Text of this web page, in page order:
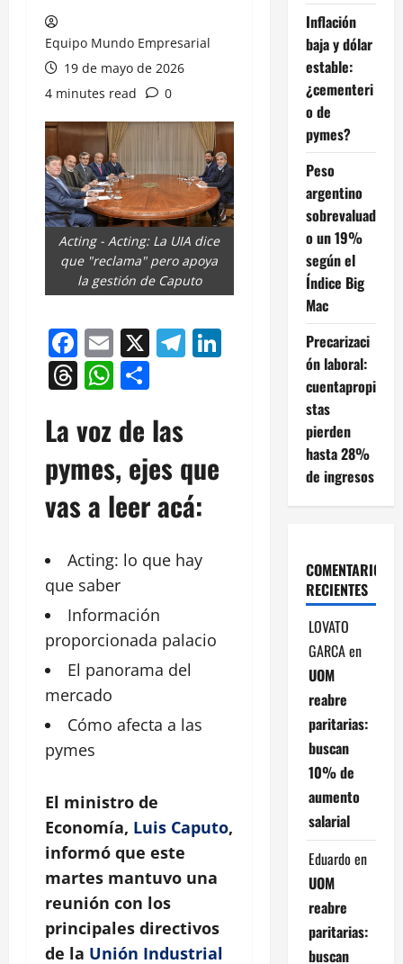
Equipo Mundo Empresarial
19 de mayo de 2026
4 minutes read
0
Acting - Acting: La UIA dice
que "reclama" pero apoya
la gestión de Caputo
Facebook
Email
X Telegram
LinkedIn
Threads
WhatsApp
La voz de las
pymes, ejes que
vas a leer acá:
Acting: lo que hay
que saber
Información
proporcionada palacio
El panorama del
mercado
Cómo afecta a las
pymes
El ministro de
Economía, Luis Caputo,
informó que este
martes mantuvo una
reunión con los
principales directivos
de la Unión Industrial
Inflación
baja y dólar
estable:
¿cementeri
o de
pymes?
Peso
argentino
sobrevaluad
o un 19%
según el
Índice Big
Mac
Precarizaci
ón laboral:
cuentapropi
stas
pierden
hasta 28%
de ingresos
COMENTARIOS
RECIENTES
LOVATO
GARCAen
UOM
reabre
paritarias:
buscan
10% de
aumento
salarial
Eduardo en
UOM
reabre
paritarias:
buscan